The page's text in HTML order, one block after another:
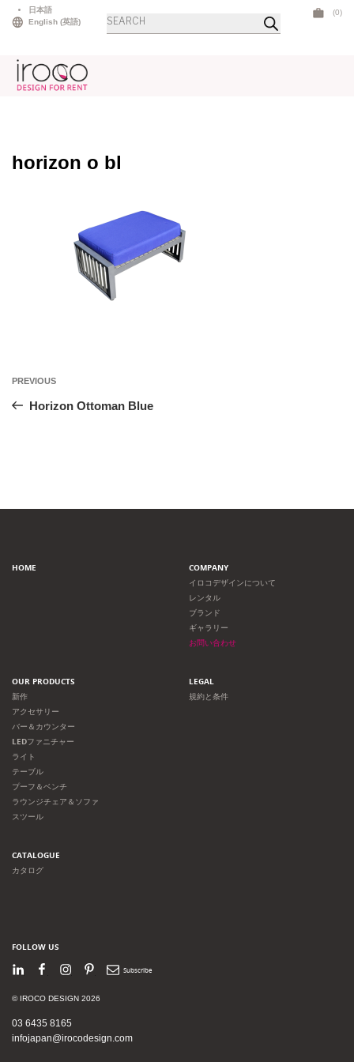
日本語
English (英語)
Products
search
(0)
horizon o bl
投
稿
ゲ
シ
Previous
PREVIOUS
Horizon Ottoman Blue
HOME
COMPANY
イロコデザインについて
レンタル
ブランド
ギャラリー
お問い合わせ
OUR PRODUCTS
新作
アクセサリー
バー＆カウンター
LEDファニチャー
ライト
テーブル
プーフ＆ベンチ
ラウンジチェア＆ソファ
スツール
LEGAL
規約と条件
CATALOGUE
カタログ
FOLLOW US
LinkedInFacebook
Instagram
PinterestNewsletter
© IROCO DESIGN 2026
03 6435 8165
infojapan@irocodesign.com